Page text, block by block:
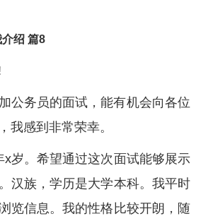
绍 篇8
公务员的面试，能有机会向各位
我感到非常荣幸。
x岁。希望通过这次面试能够展示
汉族，学历是大学本科。我平时
览信息。我的性格比较开朗，随